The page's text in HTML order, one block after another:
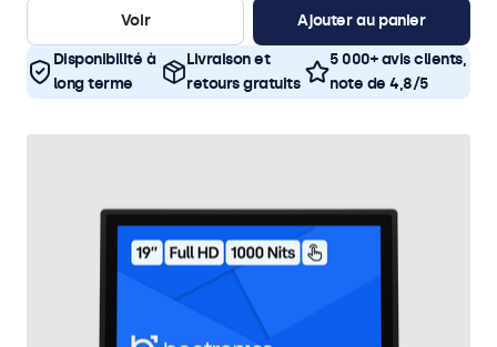
Voir
Ajouter au panier
Disponibilité à
long terme
Livraison et
retours gratuits
5 000+ avis clients,
note de 4,8/5